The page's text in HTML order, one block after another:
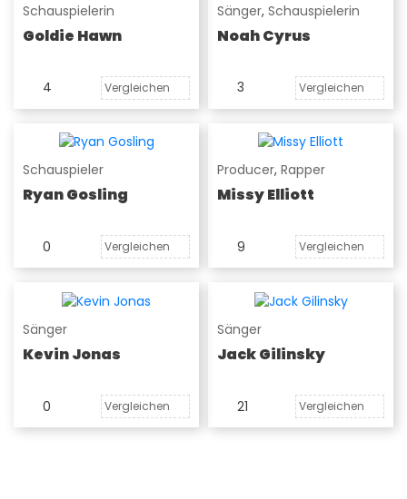
Schauspielerin
Goldie Hawn
4 Vergleichen
Sänger, Schauspielerin
Noah Cyrus
3 Vergleichen
Schauspieler
Ryan Gosling
0 Vergleichen
Producer, Rapper
Missy Elliott
9 Vergleichen
Sänger
Kevin Jonas
0 Vergleichen
Sänger
Jack Gilinsky
21 Vergleichen